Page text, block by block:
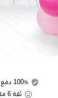
ثقة 6 ملاين شخص.